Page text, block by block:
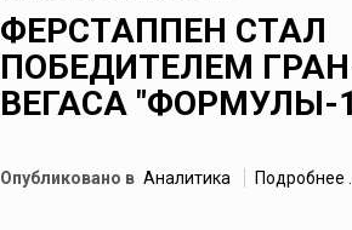
ФЕРСТАППЕН СТАЛ
ПОБЕДИТЕЛЕМ
ВЕГАСА "ФОРМУЛЫ-
Опубликовано в Аналитика Подробнее ...